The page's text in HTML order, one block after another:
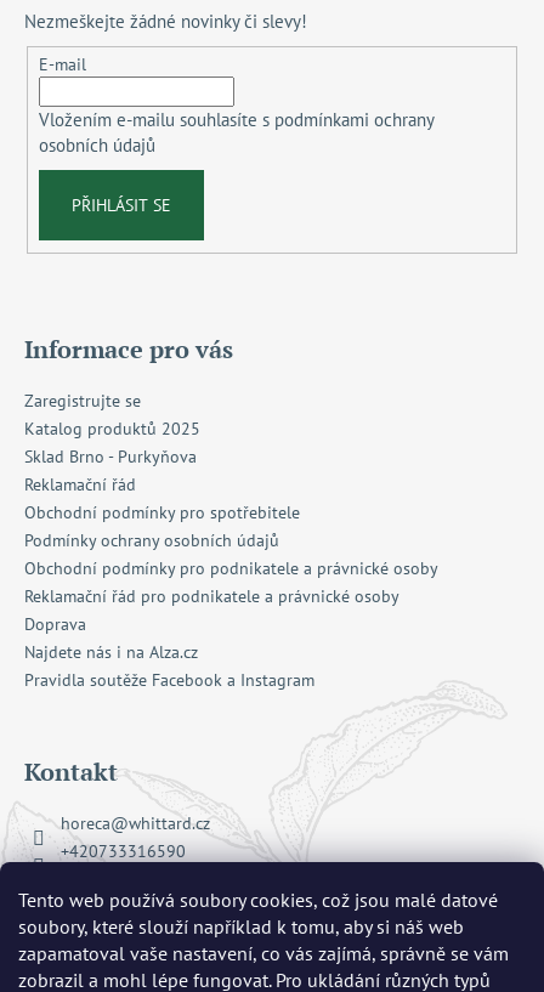
Tento web používá soubory cookies, což jsou malé datové
soubory, které slouží například k tomu, aby si náš web
zapamatoval vaše nastavení, co vás zajímá, správně se vám
zobrazil a mohl lépe fungovat. Pro ukládání různých typů
Nezmeškejte žádné novinky či slevy!
E-mail
Vložením e-mailu souhlasíte s podmínkami ochrany
osobních údajů
PŘIHLÁSIT SE
Informace pro vás
Zaregistrujte se
Katalog produktů 2025
Sklad Brno - Purkyňova
Reklamační řád
Obchodní podmínky pro spotřebitele
Podmínky ochrany osobních údajů
Obchodní podmínky pro podnikatele a právnické osoby
Reklamační řád pro podnikatele a právnické osoby
Doprava
Najdete nás i na Alza.cz
Pravidla soutěže Facebook a Instagram
Kontakt
horeca@whittard.cz
+420733316590
whittard_cz